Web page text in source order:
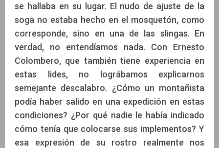
se hallaba en su lugar. El nudo de ajuste de la
soga no estaba hecho en el mosquetón, como
corresponde, sino en una de las slingas. En
verdad, no entendíamos nada. Con Ernesto
Colombero, que también tiene experiencia en
estas lides, no lográbamos explicarnos
semejante descalabro. ¿Cómo un montañista
podía haber salido en una expedición en estas
condiciones? ¿Por qué nadie le había indicado
cómo tenía que colocarse sus implementos? Y
esa expresión de su rostro realmente nos